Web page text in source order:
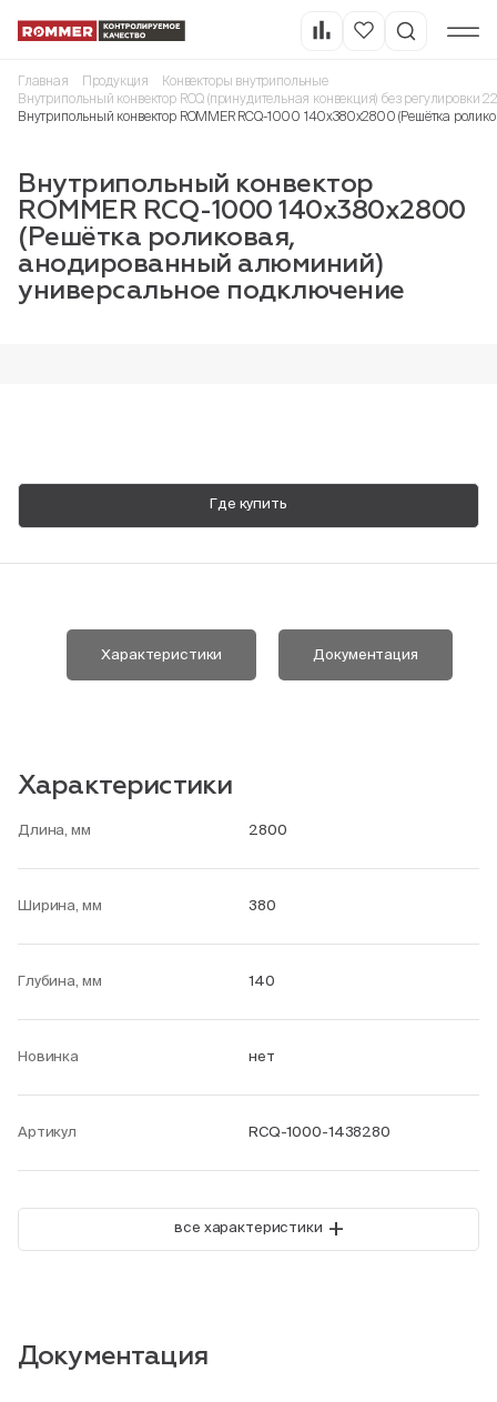
Главная Продукция
Конвекторы внутрипольные
Внутрипольный конвектор RCQ (принудительная конвекция) без регулировки
Внутрипольный конвектор ROMMER RCQ-1000 140х380х2800 (Решётка
Внутрипольный конвектор
ROMMER RCQ-1000 140х380х2800
(Решётка роликовая,
анодированный алюминий)
универсальное подключение
Где купить
Характеристики Документация
Характеристики
Длина, мм 2800
Ширина, мм 380
Глубина, мм 140
Новинка нет
Артикул RCQ-1000-1438280
все характеристики +
Документация